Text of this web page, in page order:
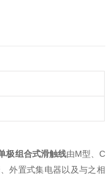
极组合式滑触线由M型、C
外置式集电器以及与之相